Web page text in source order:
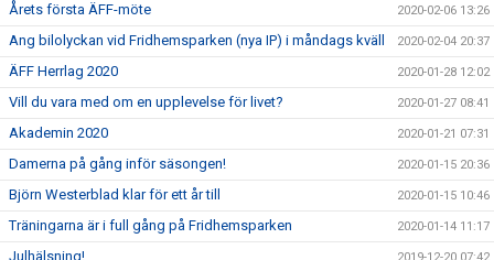
Årets första ÄFF-möte 2020-02-06 13:26
Ang bilolyckan vid Fridhemsparken (nya IP) i måndags kväll 2020-02-04 20:37
ÄFF Herrlag 2020 2020-01-28 12:02
Vill du vara med om en upplevelse för livet? 2020-01-27 08:41
Akademin 2020 2020-01-21 07:31
Damerna på gång inför säsongen! 2020-01-15 20:36
Björn Westerblad klar för ett år till 2020-01-15 10:46
Träningarna är i full gång på Fridhemsparken 2020-01-14 11:17
Julhälsning!